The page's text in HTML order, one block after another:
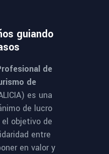
guiando
de
de
es una
de lucro
objetivo de
entre
en valor y